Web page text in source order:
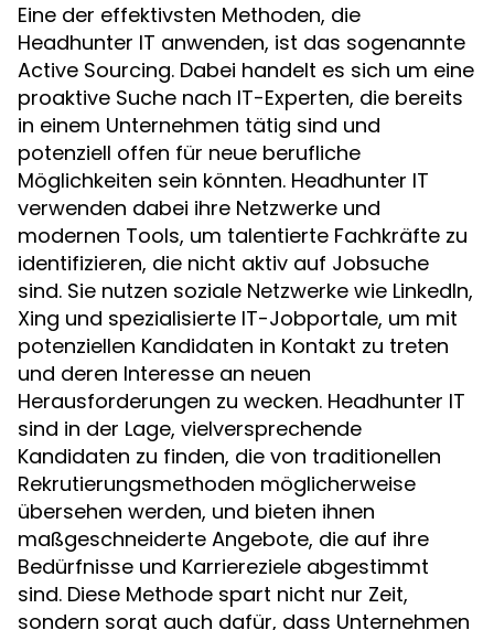
Eine der effektivsten Methoden, die
Headhunter IT anwenden, ist das sogenannte
Active Sourcing. Dabei handelt es sich um eine
proaktive Suche nach IT-Experten, die bereits
in einem Unternehmen tätig sind und
potenziell offen für neue berufliche
Möglichkeiten sein könnten. Headhunter IT
verwenden dabei ihre Netzwerke und
modernen Tools, um talentierte Fachkräfte zu
identifizieren, die nicht aktiv auf Jobsuche
sind. Sie nutzen soziale Netzwerke wie LinkedIn,
Xing und spezialisierte IT-Jobportale, um mit
potenziellen Kandidaten in Kontakt zu treten
und deren Interesse an neuen
Herausforderungen zu wecken. Headhunter IT
sind in der Lage, vielversprechende
Kandidaten zu finden, die von traditionellen
Rekrutierungsmethoden möglicherweise
übersehen werden, und bieten ihnen
maßgeschneiderte Angebote, die auf ihre
Bedürfnisse und Karriereziele abgestimmt
sind. Diese Methode spart nicht nur Zeit,
sondern sorgt auch dafür, dass Unternehmen